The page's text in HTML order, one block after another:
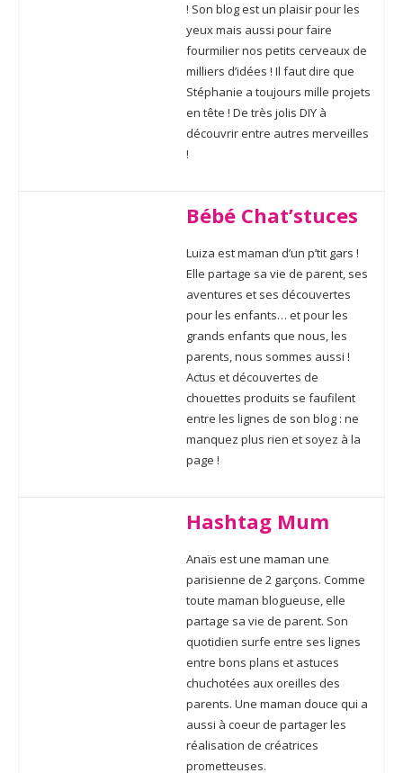
! Son blog est un plaisir pour les
yeux mais aussi pour faire
fourmilier nos petits cerveaux de
milliers d’idées ! Il faut dire que
Stéphanie a toujours mille projets
en tête ! De très jolis DIY à
découvrir entre autres merveilles
!
Bébé Chat’stuces
Luiza est maman d’un p’tit gars !
Elle partage sa vie de parent, ses
aventures et ses découvertes
pour les enfants… et pour les
grands enfants que nous, les
parents, nous sommes aussi !
Actus et découvertes de
chouettes produits se faufilent
entre les lignes de son blog : ne
manquez plus rien et soyez à la
page !
Hashtag Mum
Anaïs est une maman une
parisienne de 2 garçons. Comme
toute maman blogueuse, elle
partage sa vie de parent. Son
quotidien surfe entre ses lignes
entre bons plans et astuces
chuchotées aux oreilles des
parents. Une maman douce qui a
aussi à coeur de partager les
réalisation de créatrices
prometteuses.